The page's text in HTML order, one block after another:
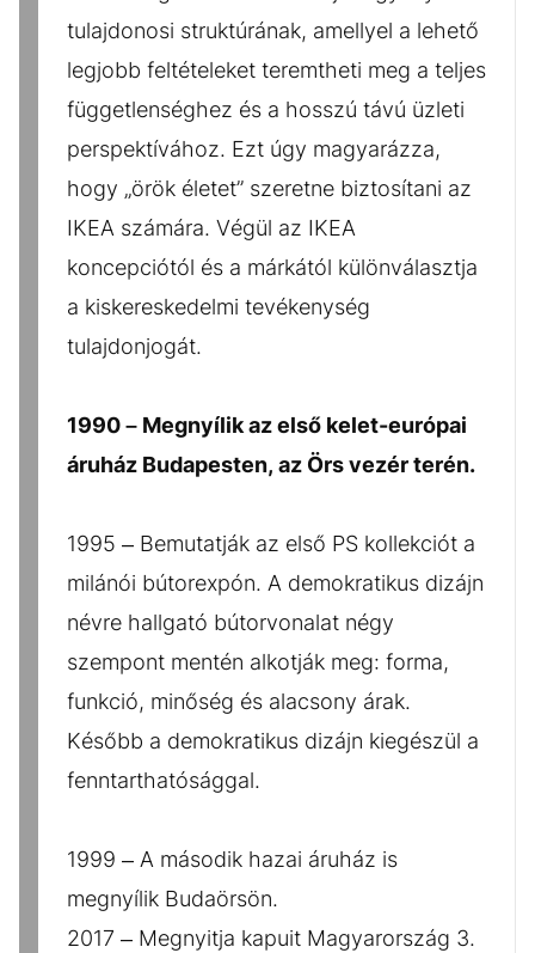
tulajdonosi struktúrának, amellyel a lehető
legjobb feltételeket teremtheti meg a teljes
függetlenséghez és a hosszú távú üzleti
perspektívához. Ezt úgy magyarázza,
hogy „örök életet” szeretne biztosítani az
IKEA számára. Végül az IKEA
koncepciótól és a márkától különválasztja
a kiskereskedelmi tevékenység
tulajdonjogát.
1990 – Megnyílik az első kelet-európai
áruház Budapesten, az Örs vezér terén.
1995 – Bemutatják az első PS kollekciót a
milánói bútorexpón. A demokratikus dizájn
névre hallgató bútorvonalat négy
szempont mentén alkotják meg: forma,
funkció, minőség és alacsony árak.
Később a demokratikus dizájn kiegészül a
fenntarthatósággal.
1999 – A második hazai áruház is
megnyílik Budaörsön.
2017 – Megnyitja kapuit Magyarország 3.